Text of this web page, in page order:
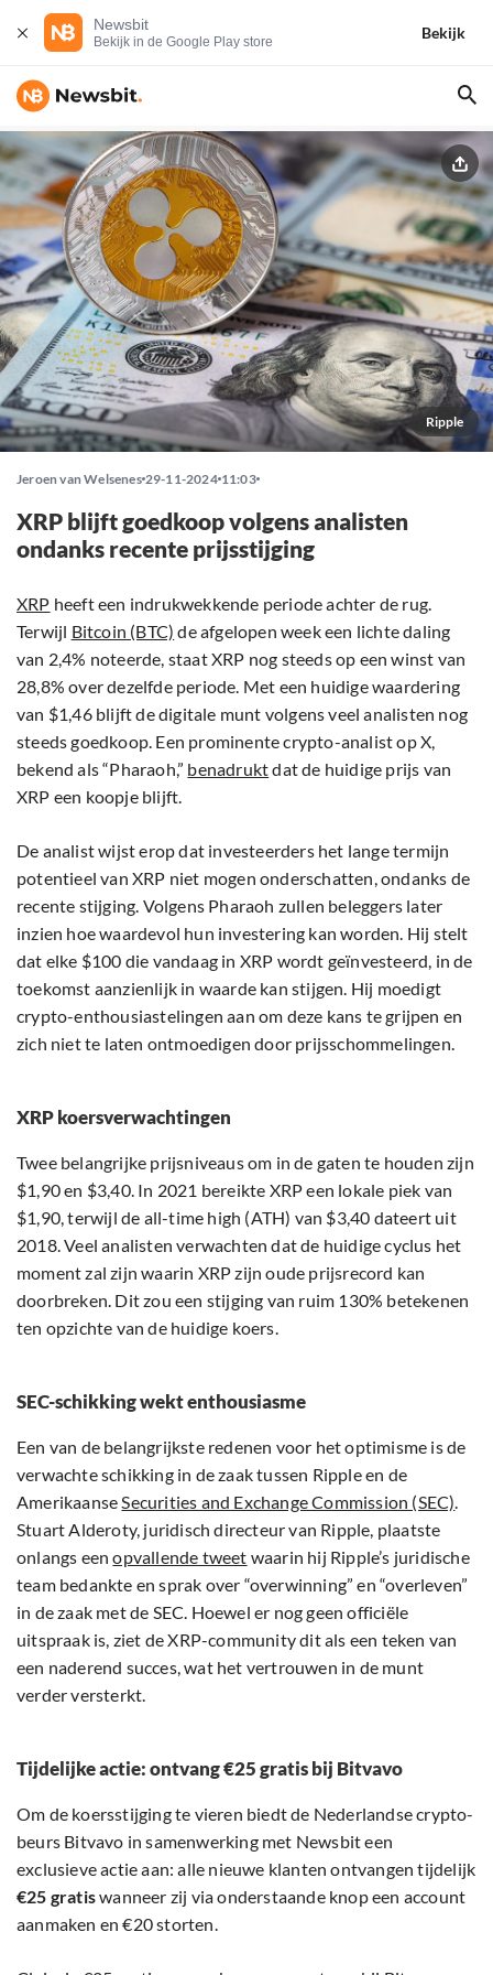
Newsbit
Bekijk in de Google Play store
Bekijk
Ripple
Jeroen van Welsenes 29-11-2024 11:03
XRP blijft goedkoop volgens analisten
ondanks recente prijsstijging
XRP heeft een indrukwekkende periode achter de rug.
Terwijl Bitcoin (BTC) de afgelopen week een lichte daling
van 2,4% noteerde, staat XRP nog steeds op een winst van
28,8% over dezelfde periode. Met een huidige waardering
van $1,46 blijft de digitale munt volgens veel analisten nog
steeds goedkoop. Een prominente crypto-analist op X,
bekend als “Pharaoh,” benadruktdat de huidige prijs van
XRP een koopje blijft.
De analist wijst erop dat investeerders het lange termijn
potentieel van XRP niet mogen onderschatten, ondanks de
recente stijging. Volgens Pharaoh zullen beleggers later
inzien hoe waardevol hun investering kan worden. Hij stelt
dat elke $100 die vandaag in XRP wordt geïnvesteerd, in de
toekomst aanzienlijk in waarde kan stijgen. Hij moedigt
crypto-enthousiastelingen aan om deze kans te grijpen en
zich niet te laten ontmoedigen door prijsschommelingen.
XRP koersverwachtingen
Twee belangrijke prijsniveaus om in de gaten te houden zijn
$1,90 en $3,40. In 2021 bereikte XRP een lokale piek van
$1,90, terwijl de all-time high (ATH) van $3,40 dateert uit
2018. Veel analisten verwachten dat de huidige cyclus het
moment zal zijn waarin XRP zijn oude prijsrecord kan
doorbreken. Dit zou een stijging van ruim 130% betekenen
ten opzichte van de huidige koers.
SEC-schikking wekt enthousiasme
Een van de belangrijkste redenen voor het optimisme is de
verwachte schikking in de zaak tussen Ripple en de
AmerikaanseSecurities and Exchange Commission (SEC).
Stuart Alderoty, juridisch directeur van Ripple, plaatste
onlangs eenopvallende tweet waarin hij Ripple’s juridische
team bedankte en sprak over “overwinning” en “overleven”
in de zaak met de SEC. Hoewel er nog geen officiële
uitspraak is, ziet de XRP-community dit als een teken van
een naderend succes, wat het vertrouwen in de munt
verder versterkt.
Tijdelijke actie: ontvang €25 gratis bij Bitvavo
Om de koersstijging te vieren biedt de Nederlandse crypto-
beurs Bitvavo in samenwerking met Newsbit een
exclusieve actie aan: alle nieuwe klanten ontvangen tijdelijk
€25 gratiswanneer zij via onderstaande knop een account
aanmaken en €20 storten.